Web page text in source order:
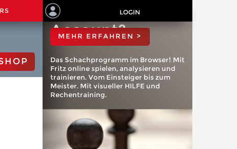
LOGIN
ChessBase
Account?
MEHR ERFAHREN >
Das Schachprogramm im Browser! Mit
Fritz online spielen, analysieren und
trainieren. Vom Einsteiger bis zum
Meister. Mit visueller HILFE und
Rechentraining.